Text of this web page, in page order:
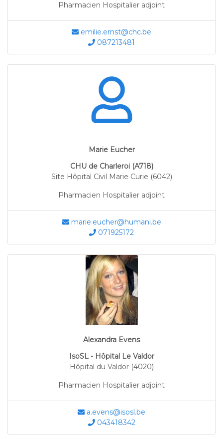
Pharmacien Hospitalier adjoint
emilie.ernst@chc.be
087213481
Marie Eucher
CHU de Charleroi (A718)
Site Hôpital Civil Marie Curie (6042)
Pharmacien Hospitalier adjoint
marie.eucher@humani.be
071925172
Alexandra Evens
IsoSL - Hôpital Le Valdor
Hôpital du Valdor (4020)
Pharmacien Hospitalier adjoint
a.evens@isosl.be
043418342